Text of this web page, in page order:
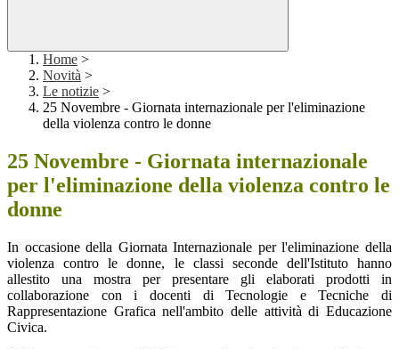
Home >
Novità >
Le notizie >
25 Novembre - Giornata internazionale per l'eliminazione
della violenza contro le donne
25 Novembre - Giornata internazionale
per l'eliminazione della violenza contro le
donne
In occasione della Giornata Internazionale per l'eliminazione della
violenza contro le donne, le classi seconde dell'Istituto hanno
allestito una mostra per presentare gli elaborati prodotti in
collaborazione con i docenti di Tecnologie e Tecniche di
Rappresentazione Grafica nell'ambito delle attività di Educazione
Civica.